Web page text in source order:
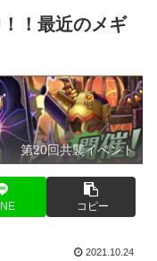
！最近のメギ
第20回共襲イベント
コピー
2021.10.24